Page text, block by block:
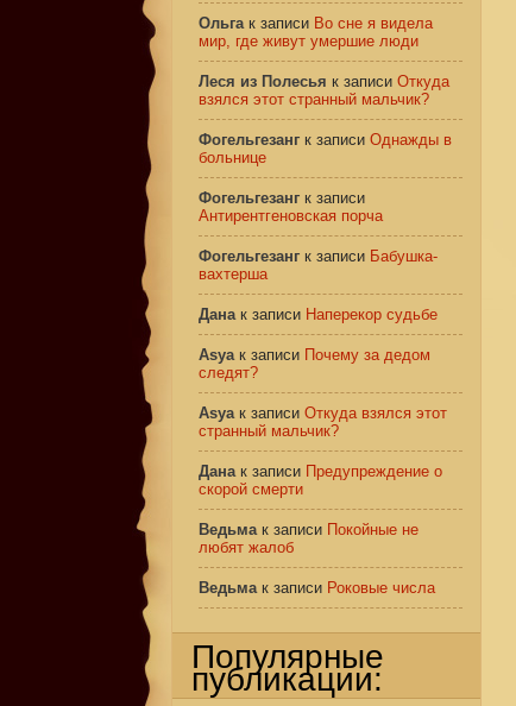
Ольгак записи Во сне я видела
мир, где живут умершие люди
Леся из Полесья к записи Откуда
взялся этот странный мальчик?
Фогельгезанг к записи Однажды в
больнице
Фогельгезанг к записи
Антирентгеновская порча
Фогельгезанг к записи Бабушка-
вахтерша
Данак записи Наперекор судьбе
Asyaк записи Почему за дедом
следят?
Asyaк записи Откуда взялся этот
странный мальчик?
Данак записи Предупреждение о
скорой смерти
Ведьмак записи Покойные не
любят жалоб
Ведьмак записи Роковые числа
Популярные
публикации: